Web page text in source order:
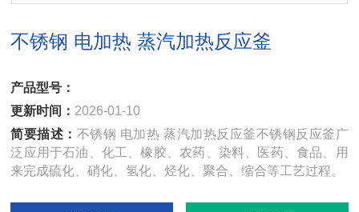
不锈钢 电加热 蒸汽加热反应釜
产品型号：
更新时间： 2026-01-10
简要描述： 不锈钢 电加热 蒸汽加热反应釜不锈钢反应釜广
泛应用于石油、化工、橡胶、农药、染料、医药、食品、用
来完成硫化、硝化、氢化、烃化、聚合、缩合等工艺过程。